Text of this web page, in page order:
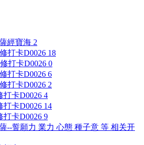
經寶海 2
打卡D0026 18
打卡D0026 0
打卡D0026 6
打卡D0026 2
打卡D0026 4
打卡D0026 14
打卡D0026 9
--誓願力 業力 心態 種子意 等 相关开